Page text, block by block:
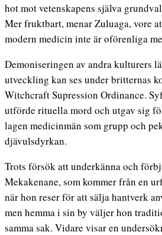
hot mot vetenskapens själva
Mer fruktbart, menar Zuluaga, vore
modern medicin inte är oförenliga
Demoniseringen av andra kulturers
utveckling kan ses under britternas
Witchcraft Supression Ordinance.
utförde rituella mord och utgav sig
lagen medicinmän som grupp och
djävulsdyrkan.
Trots försök att underkänna och
Mekakenane, som kommer från en
när hon reser för att sälja hantverk
men hemma i sin by väljer hon
samma sak. Vidare visar en